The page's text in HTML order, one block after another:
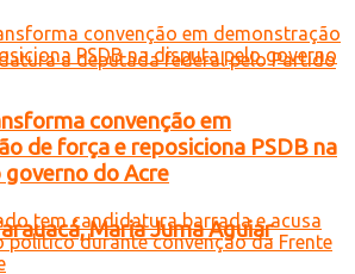
Maria Juma Aguiar
convenção em
de força e reposiciona PSDB na
do Acre